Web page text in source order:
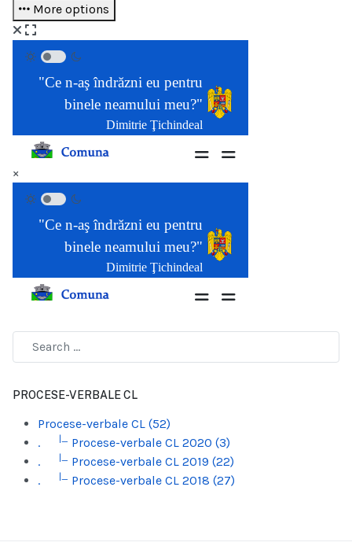
More options
×
PROCESE-VERBALE CL
Procese-verbale CL (52)
.
|_
Procese-verbale CL 2020 (3)
.
|_
Procese-verbale CL 2019 (22)
.
|_ Procese-verbale CL 2018 (27)